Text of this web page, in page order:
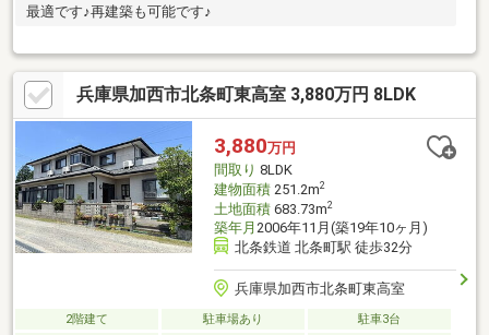
最適です♪再建築も可能です♪
兵庫県加西市北条町東高室 3,880万円 8LDK
3,880万円
間取り 8LDK
建物面積251.2m2
土地面積683.73m2
築年月 2006年11月(築19年10ヶ月)
北条鉄道 北条町駅 徒歩32分
兵庫県加西市北条町東高室
2階建て 駐車場あり
駐車3台